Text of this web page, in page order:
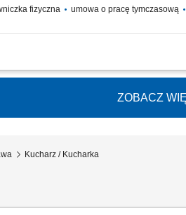
fizyczna umowa o pracę tymczasową
przyrządzanie oraz estetyczne
ZOBACZ
Kucharz / Kucharka